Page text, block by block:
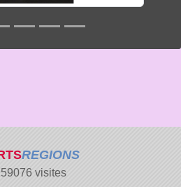
REGIONS
59076visites